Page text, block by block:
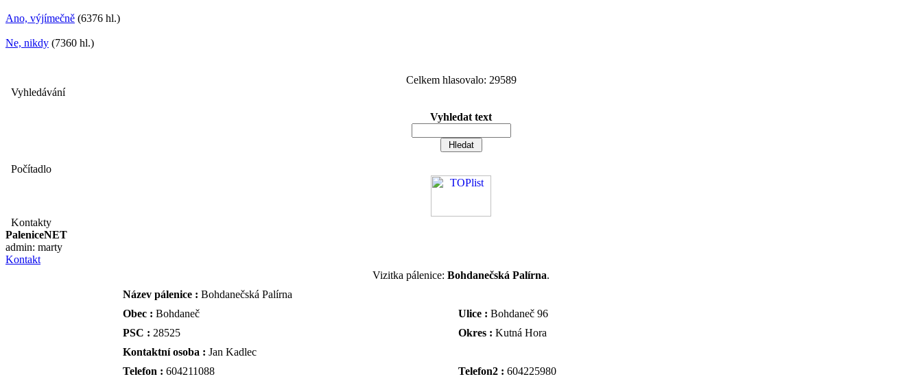
Ano, výjímečně (6376 hl.)
Ne, nikdy (7360 hl.)
Celkem hlasovalo: 29589
Vyhledávání
Vyhledat text
Počítadlo
Kontakty
PaleniceNET
admin: marty
Kontakt
Vizitka pálenice: Bohdanečská Palírna.
Název pálenice : Bohdanečská Palírna
Obec : Bohdaneč Ulice : Bohdaneč 96
PSC : 28525 Okres : Kutná Hora
Kontaktní osoba : Jan Kadlec
Telefon : 604211088 Telefon2 : 604225980